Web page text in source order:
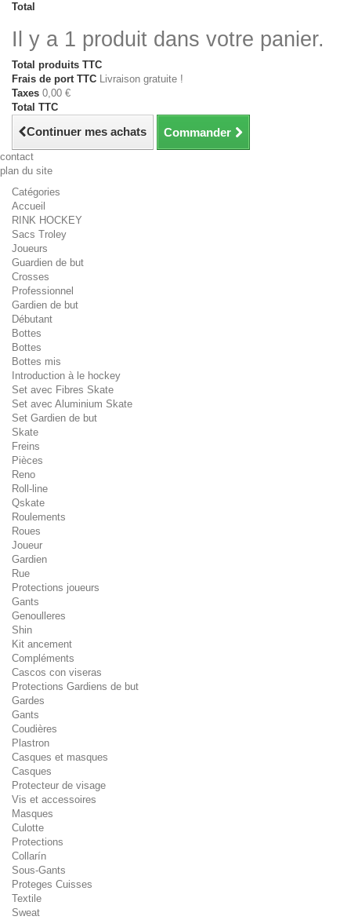
Total
Il y a 1 produit dans votre panier.
Total produits TTC
Frais de port TTC Livraison gratuite !
Taxes 0,00 €
Total TTC
Continuer mes achats Commander
contact
plan du site
Catégories
Accueil
RINK HOCKEY
Sacs Troley
Joueurs
Guardien de but
Crosses
Professionnel
Gardien de but
Débutant
Bottes
Bottes
Bottes mis
Introduction à le hockey
Set avec Fibres Skate
Set avec Aluminium Skate
Set Gardien de but
Skate
Freins
Pièces
Reno
Roll-line
Qskate
Roulements
Roues
Joueur
Gardien
Rue
Protections joueurs
Gants
Genoulleres
Shin
Kit ancement
Compléments
Cascos con viseras
Protections Gardiens de but
Gardes
Gants
Coudières
Plastron
Casques et masques
Casques
Protecteur de visage
Vis et accessoires
Masques
Culotte
Protections
Collarín
Sous-Gants
Proteges Cuisses
Textile
Sweat